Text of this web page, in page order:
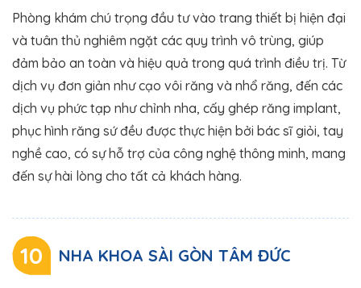
Phòng khám chú trọng đầu tư vào trang thiết bị hiện đại
và tuân thủ nghiêm ngặt các quy trình vô trùng, giúp
đảm bảo an toàn và hiệu quả trong quá trình điều trị. Từ
dịch vụ đơn giản như cạo vôi răng và nhổ răng, đến các
dịch vụ phức tạp như chỉnh nha, cấy ghép răng implant,
phục hình răng sứ đều được thực hiện bởi bác sĩ giỏi, tay
nghề cao, có sự hỗ trợ của công nghệ thông minh, mang
đến sự hài lòng cho tất cả khách hàng.
10 NHA KHOA SÀI GÒN TÂM ĐỨC